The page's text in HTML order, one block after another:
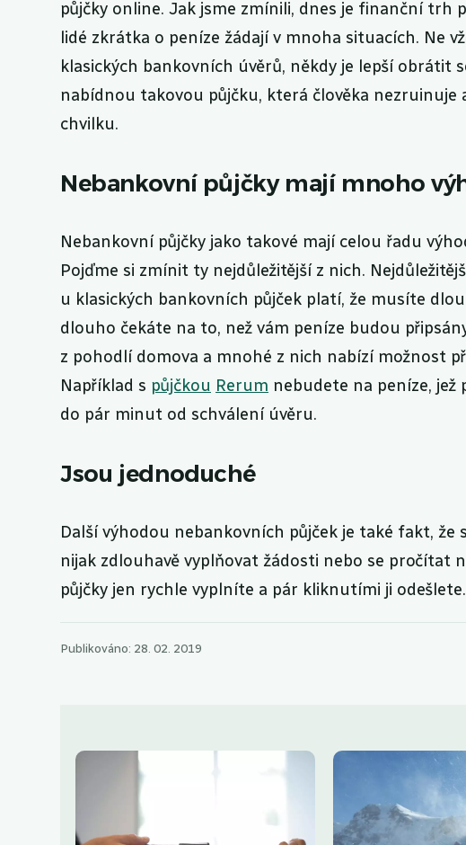
půjčky online. Jak jsme zmínili, dnes je finanční trh
lidé zkrátka o peníze žádají v mnoha situacích. Ne
klasických bankovních úvěrů, někdy je lepší obrátit
nabídnou takovou půjčku, která člověka
chvilku.
Nebankovní půjčky mají mnoho
Nebankovní půjčky jako takové mají celou řadu
Pojďme si zmínit ty nejdůležitější z nich.
u klasických bankovních půjček platí, že musíte
dlouho čekáte na to, než vám peníze budou
z pohodlí domova a mnohé z nich nabízí možnost
Například s půjčkou Rerum nebudete na peníze,
do pár minut od schválení úvěru.
Jsou jednoduché
Další výhodou nebankovních půjček je také fakt,
nijak zdlouhavě vyplňovat žádosti nebo se pročítat
půjčky jen rychle vyplníte a pár kliknutími ji odešlete.
Publikováno: 28. 02. 2019